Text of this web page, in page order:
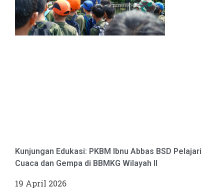
Kunjungan Edukasi: PKBM Ibnu Abbas BSD Pelajari
Cuaca dan Gempa di BBMKG Wilayah II
19 April 2026